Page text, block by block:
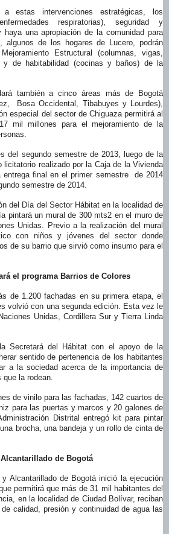
estas intervenciones estratégicas, los
respiratorias), seguridad y
haya una apropiación de la comunidad para
de los hogares de Lucero, podrán
Estructural (columnas, vigas,
y de habitabilidad (cocinas y baños) de la
también a cinco áreas más de Bogotá
Bosa Occidental, Tibabuyes y Lourdes),
especial del sector de Chiguaza permitirá al
mil millones para el mejoramiento de la
del segundo semestre de 2013, luego de la
realizado por la Caja de la Vivienda
entrega final en el primer semestre de 2014
semestre de 2014.
del Día del Sector Hábitat en la localidad de
pintará un mural de 300 mts2 en el muro de
Unidas. Previo a la realización del mural
con niños y jóvenes del sector donde
de su barrio que sirvió como insumo para el
el programa Barrios de Colores
de 1.200 fachadas en su primera etapa, el
volvió con una segunda edición. Esta vez le
Unidas, Cordillera Sur y Tierra Linda
Secretará del Hábitat con el apoyo de la
sentido de pertenencia de los habitantes
a la sociedad acerca de la importancia de
la rodean.
de vinilo para las fachadas, 142 cuartos de
para las puertas y marcos y 20 galones de
Distrital entregó kit para pintar
brocha, una bandeja y un rollo de cinta de
de Bogotá
Alcantarillado de Bogotá inició la ejecución
permitirá que más de 31 mil habitantes del
en la localidad de Ciudad Bolívar, reciban
calidad, presión y continuidad de agua las